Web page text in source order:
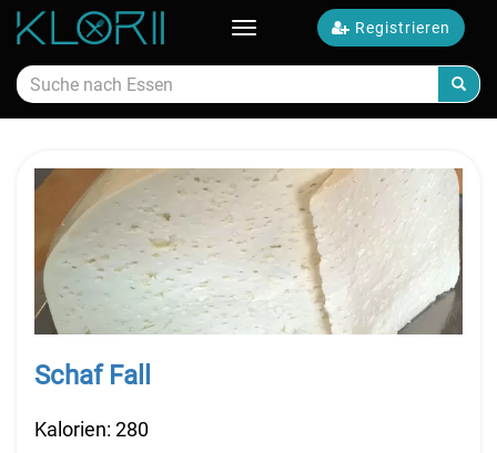
Registrieren
Toggle
Kalorien Essen
Schaf Fall
Kalorien: 280